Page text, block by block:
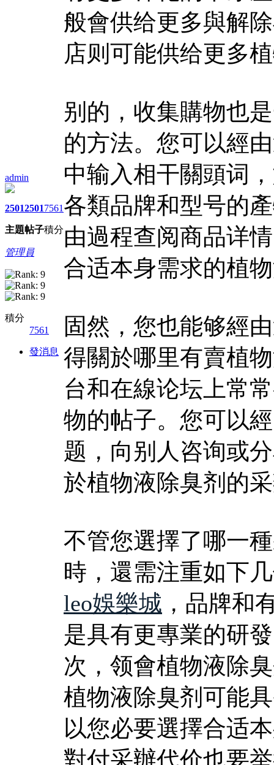
admin
2501
主題
2501
帖子
7561
積分
管理員
積分
7561
發消息
般會供给更多與解
店则可能供给更多
别的，收集購物也
的方法。您可以經
中输入相干關頭词
各類品牌和型号的
由過程查阅商品详
合适本身需求的植
固然，您也能够經
得關於哪里有賣植
台和在線论坛上常
物的帖子。您可以
题，向别人咨询或
於植物液除臭剂的
不管您選擇了哪一
時，還需注重如下
leo娛樂城 ，品牌和
是具有更專業的研
次，领會植物液除
植物液除臭剂可能
以您必要選擇合适
對付采辦代价也要